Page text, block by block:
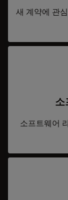
새 계약에 관
소
소프트웨어